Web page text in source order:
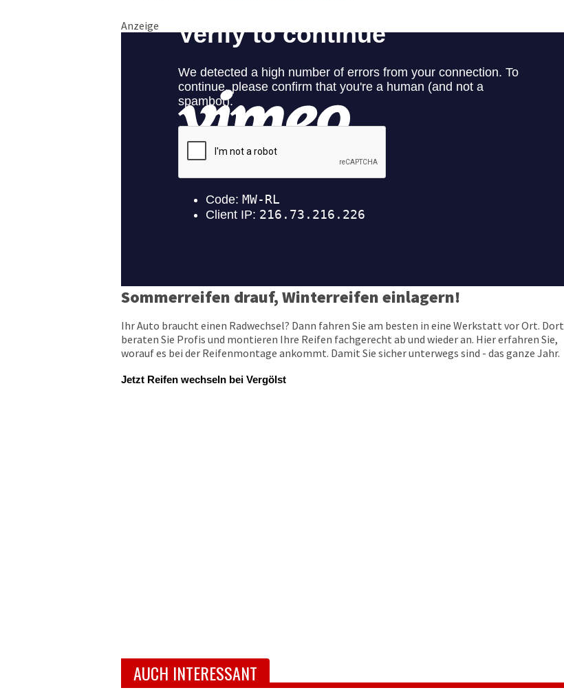
Anzeige
Sommerreifen drauf, Winterreifen einlagern!
Ihr Auto braucht einen Radwechsel? Dann fahren Sie am besten in eine Werkstatt vor Ort. Dort
beraten Sie Profis und montieren Ihre Reifen fachgerecht ab und wieder an. Hier erfahren Sie,
worauf es bei der Reifenmontage ankommt. Damit Sie sicher unterwegs sind - das ganze Jahr.
Jetzt Reifen wechseln bei Vergölst
AUCH INTERESSANT